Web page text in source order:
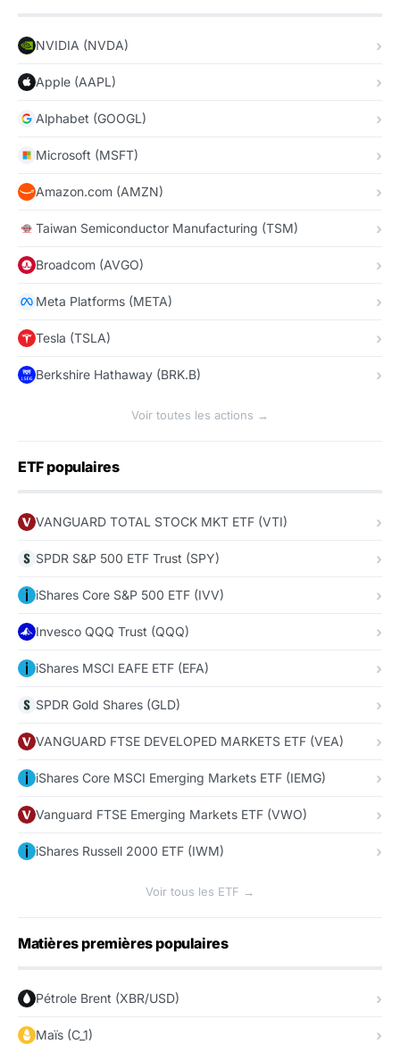
NVIDIA (NVDA)
Apple (AAPL)
Alphabet (GOOGL)
Microsoft (MSFT)
Amazon.com (AMZN)
Taiwan Semiconductor Manufacturing (TSM)
Broadcom (AVGO)
Meta Platforms (META)
Tesla (TSLA)
Berkshire Hathaway (BRK.B)
Voir toutes les actions →
ETF populaires
VANGUARD TOTAL STOCK MKT ETF (VTI)
SPDR S&P 500 ETF Trust (SPY)
iShares Core S&P 500 ETF (IVV)
Invesco QQQ Trust (QQQ)
iShares MSCI EAFE ETF (EFA)
SPDR Gold Shares (GLD)
VANGUARD FTSE DEVELOPED MARKETS ETF (VEA)
iShares Core MSCI Emerging Markets ETF (IEMG)
Vanguard FTSE Emerging Markets ETF (VWO)
iShares Russell 2000 ETF (IWM)
Voir tous les ETF →
Matières premières populaires
Pétrole Brent (XBR/USD)
Maïs (C_1)